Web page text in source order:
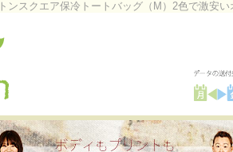
ンスクエア保冷トートバッグ（M）2色で激安